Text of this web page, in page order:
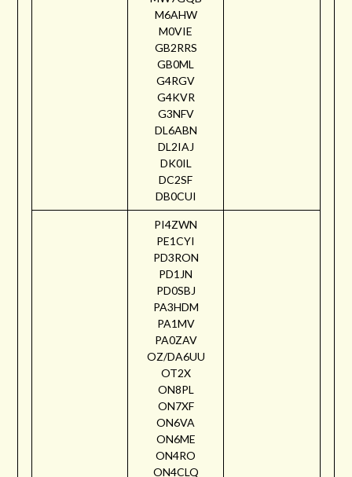
M6AHW
M0VIE
GB2RRS
GB0ML
G4RGV
G4KVR
G3NFV
DL6ABN
DL2IAJ
DK0IL
DC2SF
DB0CUI
PI4ZWN
PE1CYI
PD3RON
PD1JN
PD0SBJ
PA3HDM
PA1MV
PA0ZAV
OZ/DA6UU
OT2X
ON8PL
ON7XF
ON6VA
ON6ME
ON4RO
ON4CLQ